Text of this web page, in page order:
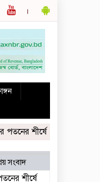
শীর্ষে এস আলম কোল্ড
সংবাদ
শীর্ষে